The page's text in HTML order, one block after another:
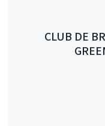
CLUB DE